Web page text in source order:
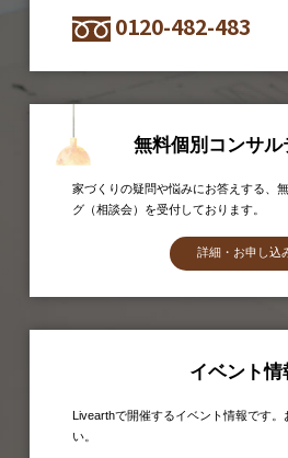
0120-482-483
無料個別コンサル
家づくりの疑問や悩みにお答えする、
グ（相談会）を受付しております。
詳細・お申し込
イベント情
Livearthで開催するイベント情報です。
い。